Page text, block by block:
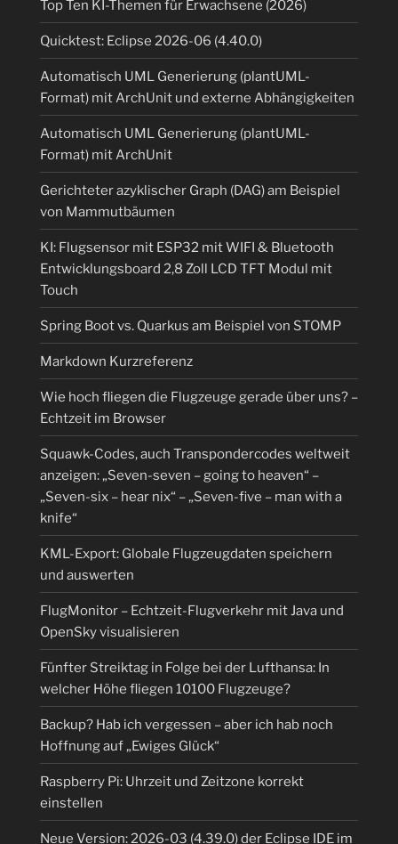
Top Ten KI-Themen für Erwachsene (2026)
Quicktest: Eclipse 2026-06 (4.40.0)
Automatisch UML Generierung (plantUML-
Format) mit ArchUnit und externe Abhängigkeiten
Automatisch UML Generierung (plantUML-
Format) mit ArchUnit
Gerichteter azyklischer Graph (DAG) am Beispiel
von Mammutbäumen
KI: Flugsensor mit ESP32 mit WIFI & Bluetooth
Entwicklungsboard 2,8 Zoll LCD TFT Modul mit
Touch
Spring Boot vs. Quarkus am Beispiel von STOMP
Markdown Kurzreferenz
Wie hoch fliegen die Flugzeuge gerade über uns? –
Echtzeit im Browser
Squawk-Codes, auch Transpondercodes weltweit
anzeigen: „Seven-seven – going to heaven“ –
„Seven-six – hear nix“ – „Seven-five – man with a
knife“
KML-Export: Globale Flugzeugdaten speichern
und auswerten
FlugMonitor – Echtzeit-Flugverkehr mit Java und
OpenSky visualisieren
Fünfter Streiktag in Folge bei der Lufthansa: In
welcher Höhe fliegen 10100 Flugzeuge?
Backup? Hab ich vergessen – aber ich hab noch
Hoffnung auf „Ewiges Glück“
Raspberry Pi: Uhrzeit und Zeitzone korrekt
einstellen
Neue Version: 2026-03 (4.39.0) der Eclipse IDE im